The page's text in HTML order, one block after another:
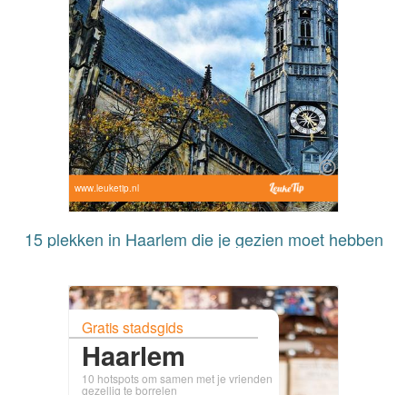
www.leuketip.nl
15 plekken in Haarlem die je gezien moet hebben
Gratis stadsgids
Haarlem
10 hotspots om samen met je vrienden
gezellig te borrelen